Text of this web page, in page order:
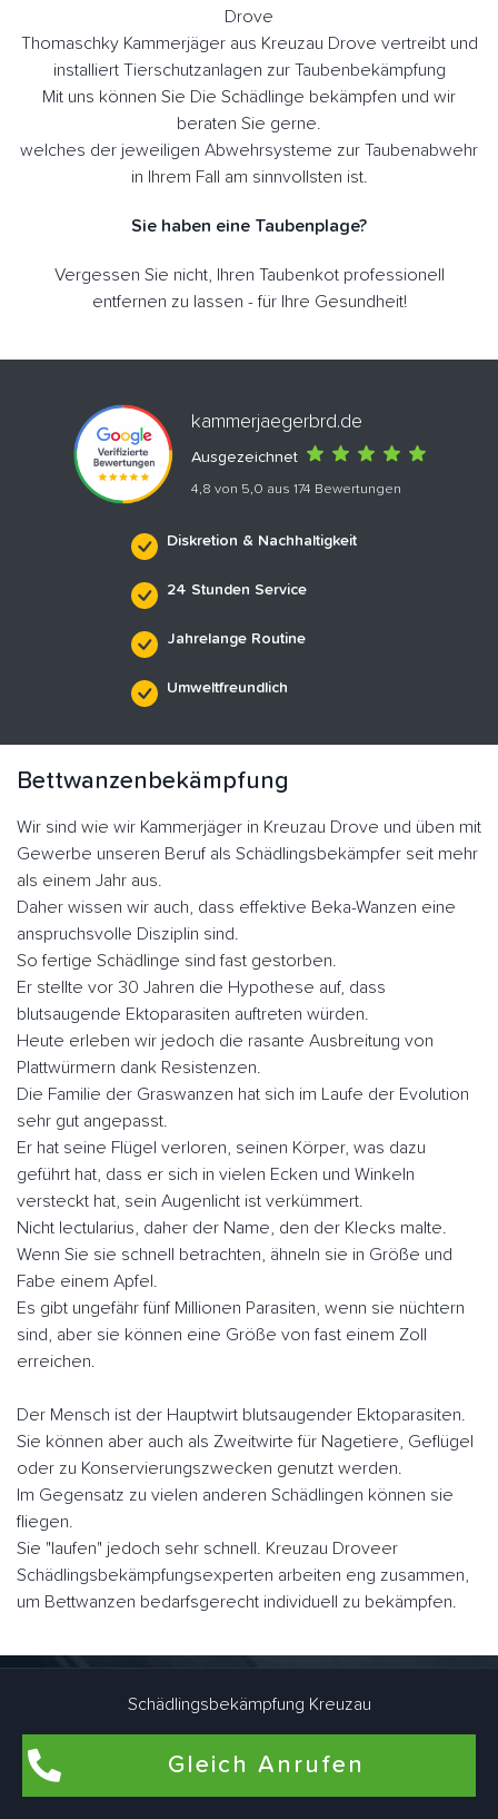
Drove
Thomaschky Kammerjäger aus Kreuzau Drove vertreibt und
installiert Tierschutzanlagen zur Taubenbekämpfung
Mit uns können Sie Die Schädlinge bekämpfen und wir
beraten Sie gerne.
welches der jeweiligen Abwehrsysteme zur Taubenabwehr
in Ihrem Fall am sinnvollsten ist.
Sie haben eine Taubenplage?
Vergessen Sie nicht, Ihren Taubenkot professionell
entfernen zu lassen - für Ihre Gesundheit!
kammerjaegerbrd.de
Ausgezeichnet
4,8 von 5,0 aus 174 Bewertungen
Diskretion & Nachhaltigkeit
24 Stunden Service
Jahrelange Routine
Umweltfreundlich
Bettwanzenbekämpfung
Wir sind wie wir Kammerjäger in Kreuzau Drove und üben mit
Gewerbe unseren Beruf als Schädlingsbekämpfer seit mehr
als einem Jahr aus.
Daher wissen wir auch, dass effektive Beka-Wanzen eine
anspruchsvolle Disziplin sind.
So fertige Schädlinge sind fast gestorben.
Er stellte vor 30 Jahren die Hypothese auf, dass
blutsaugende Ektoparasiten auftreten würden.
Heute erleben wir jedoch die rasante Ausbreitung von
Plattwürmern dank Resistenzen.
Die Familie der Graswanzen hat sich im Laufe der Evolution
sehr gut angepasst.
Er hat seine Flügel verloren, seinen Körper, was dazu
geführt hat, dass er sich in vielen Ecken und Winkeln
versteckt hat, sein Augenlicht ist verkümmert.
Nicht lectularius, daher der Name, den der Klecks malte.
Wenn Sie sie schnell betrachten, ähneln sie in Größe und
Fabe einem Apfel.
Es gibt ungefähr fünf Millionen Parasiten, wenn sie nüchtern
sind, aber sie können eine Größe von fast einem Zoll
erreichen.
Der Mensch ist der Hauptwirt blutsaugender Ektoparasiten.
Sie können aber auch als Zweitwirte für Nagetiere, Geflügel
oder zu Konservierungszwecken genutzt werden.
Im Gegensatz zu vielen anderen Schädlingen können sie
fliegen.
Sie "laufen" jedoch sehr schnell. Kreuzau Droveer
Schädlingsbekämpfungsexperten arbeiten eng zusammen,
um Bettwanzen bedarfsgerecht individuell zu bekämpfen.
Flohbekämpfung in Kreuzau Drove
Flöhe kommen am häufigsten in Wohnungen und Häusern
vor, in denen Haustiere wie Hunde und Katzen leben. Auch
Schädlingsbekämpfung Kreuzau
Gleich Anrufen